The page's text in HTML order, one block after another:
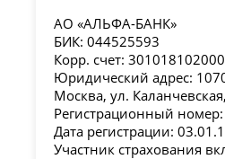
АО «АЛЬФА-БАНК»
БИК: 044525593
Корр. счет:
Юридический адрес:
Москва, ул.
Регистрационный
Дата регистрации:
Участник страхования